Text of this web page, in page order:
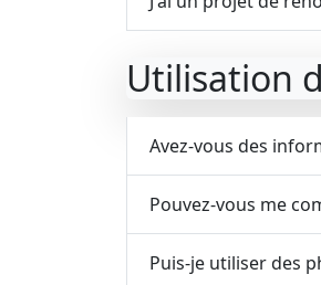
Utilisation
Avez-vous des
Pouvez-vous me
Puis-je utiliser des